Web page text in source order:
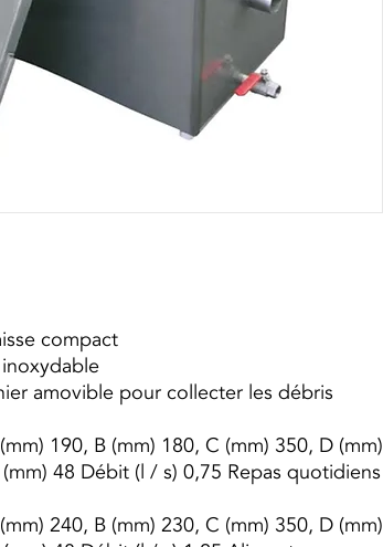
compact
amovible pour collecter les débris
190, B (mm) 180, C (mm) 350, D (mm)
48 Débit (l / s) 0,75 Repas quotidiens
240, B (mm) 230, C (mm) 350, D (mm)